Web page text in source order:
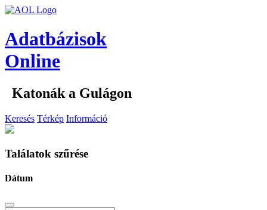
Adatbázisok
Online
Katonák a Gulágon
Keresés Térkép Információ
Találatok szűrése
Dátum